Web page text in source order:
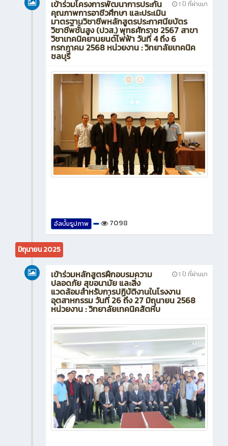
1 ปี ที่ผ่านมา
เข้าร่วมโครงการพัฒนาการประกัน
คุณภาพการอาชีวศึกษา และประเมิน
มาตรฐานวิชาชีพหลักสูตรประกาศนียบัตร
วิชาชีพชั้นสูง (ปวส.) พุทธศักราช 2567 สาขา
วิชาเทคนิคยานยนต์ไฟฟ้า วันที่ 4 ถึง 6
กรกฎาคม 2568 หน่วยงาน : วิทยาลัยเทคนิค
ชลบุรี
อัลบั้มรูปภาพ 7098
มิถุนายน 2025
1 ปี ที่ผ่านมา
เข้าร่วมหลักสูตรฝึกอบรมความ
ปลอดภัย สุขอนามัย และสิ่ง
แวดล้อมสำหรับการปฏิบัติงานในโรงงาน
อุตสาหกรรม วันที่ 26 ถึง 27 มิถุนายน 2568
หน่วยงาน : วิทยาลัยเทคนิคสัตหีบ